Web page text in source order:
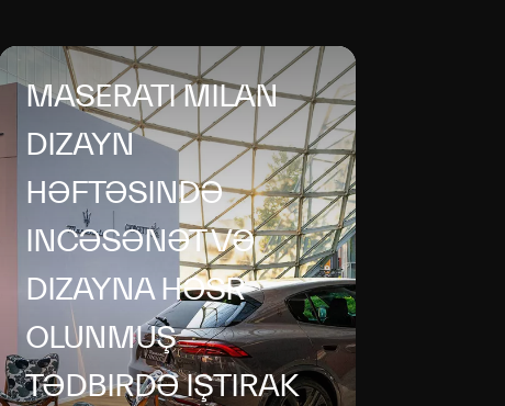
MASERATI MILAN
DIZAYN
HƏFTƏSINDƏ
INCƏSƏNƏT VƏ
DIZAYNA HƏSR
OLUNMUŞ
TƏDBIRDƏ IŞTIRAK